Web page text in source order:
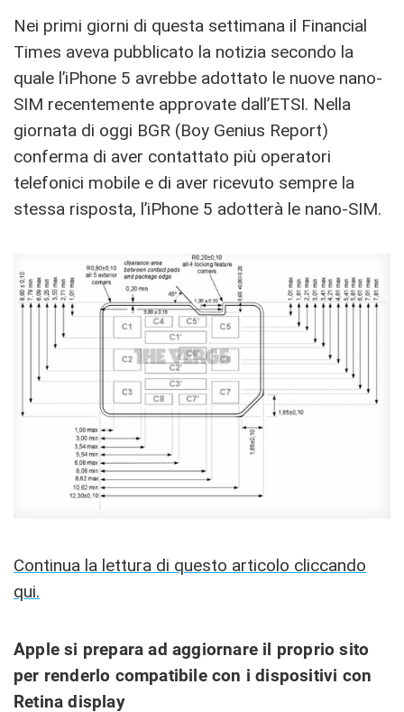
Nei primi giorni di questa settimana il Financial
Times aveva pubblicato la notizia secondo la
quale l’iPhone 5 avrebbe adottato le nuove nano-
SIM recentemente approvate dall’ETSI. Nella
giornata di oggi BGR (Boy Genius Report)
conferma di aver contattato più operatori
telefonici mobile e di aver ricevuto sempre la
stessa risposta, l’iPhone 5 adotterà le nano-SIM.
Continua la lettura di questo articolo cliccando
qui.
Apple si prepara ad aggiornare il proprio sito
per renderlo compatibile con i dispositivi con
Retina display